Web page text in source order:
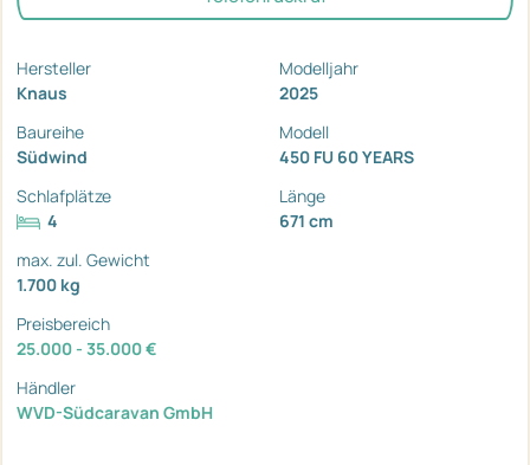
Hersteller
Knaus
Modelljahr
2025
Baureihe
Südwind
Modell
450 FU 60 YEARS
Schlafplätze
4
Länge
671 cm
max. zul. Gewicht
1.700 kg
Preisbereich
25.000 - 35.000 €
Händler
WVD-Südcaravan GmbH